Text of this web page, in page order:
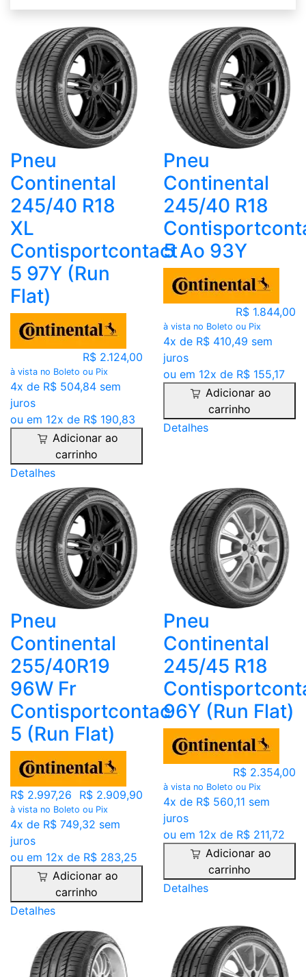
Pneu
Continental
245/40 R18
XL
Contisportcontact
5 97Y (Run
Flat)
R$ 2.124,00
à vista no Boleto ou Pix
4x de R$ 504,84 sem
juros
ou em 12x de R$ 190,83
carrinho
Detalhes
Pneu
Continental
245/40 R18
5 Ao 93Y
R$ 1.844,00
à vista no Boleto ou Pix
4x de R$ 410,49 sem
juros
ou em 12x de R$ 155,17
carrinho
Detalhes
Pneu
Continental
255/40R19
96W Fr
Contisportcontac
5 (Run Flat)
R$ 2.997,26 R$ 2.909,90
à vista no Boleto ou Pix
4x de R$ 749,32 sem
juros
ou em 12x de R$ 283,25
carrinho
Detalhes
Pneu
Continental
245/45 R18
96Y (Run Flat)
R$ 2.354,00
à vista no Boleto ou Pix
4x de R$ 560,11 sem
juros
ou em 12x de R$ 211,72
carrinho
Detalhes